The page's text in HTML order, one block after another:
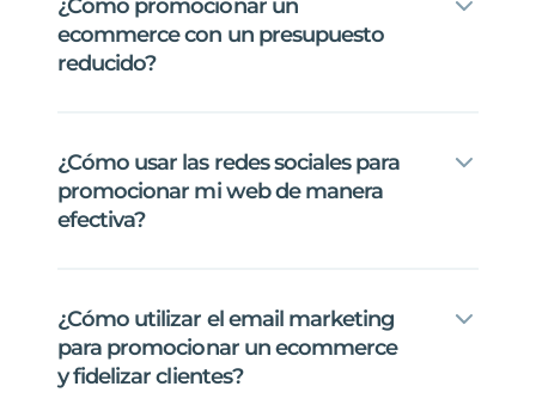
¿Cómo promocionar un
ecommercecon un presupuesto
reducido?
¿Cómo usar las redessociales para
promocionar mi webde manera
efectiva?
¿Cómo utilizar elemail marketing
para promocionar unecommerce
yfidelizar clientes?